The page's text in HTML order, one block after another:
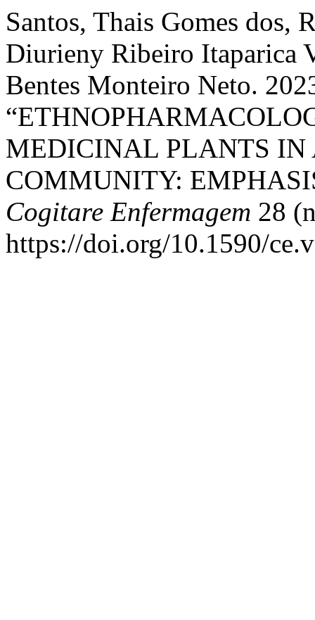
Santos, Thais Gomes dos,
Diurieny Ribeiro Itaparica
Bentes Monteiro Neto.
MEDICINAL PLANTS
COMMUNITY:
Cogitare Enfermagem 28
https://doi.org/10.1590/